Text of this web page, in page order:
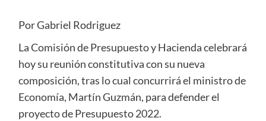
Por Gabriel Rodriguez
La Comisión de Presupuesto y Hacienda celebrará
hoy su reunión constitutiva con su nueva
composición, tras lo cual concurrirá el ministro de
Economía, Martín Guzmán, para defender el
proyecto de Presupuesto 2022.